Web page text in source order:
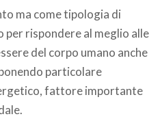
ma come tipologia di
rispondere al meglio alle
del corpo umano anche
particolare
fattore importante